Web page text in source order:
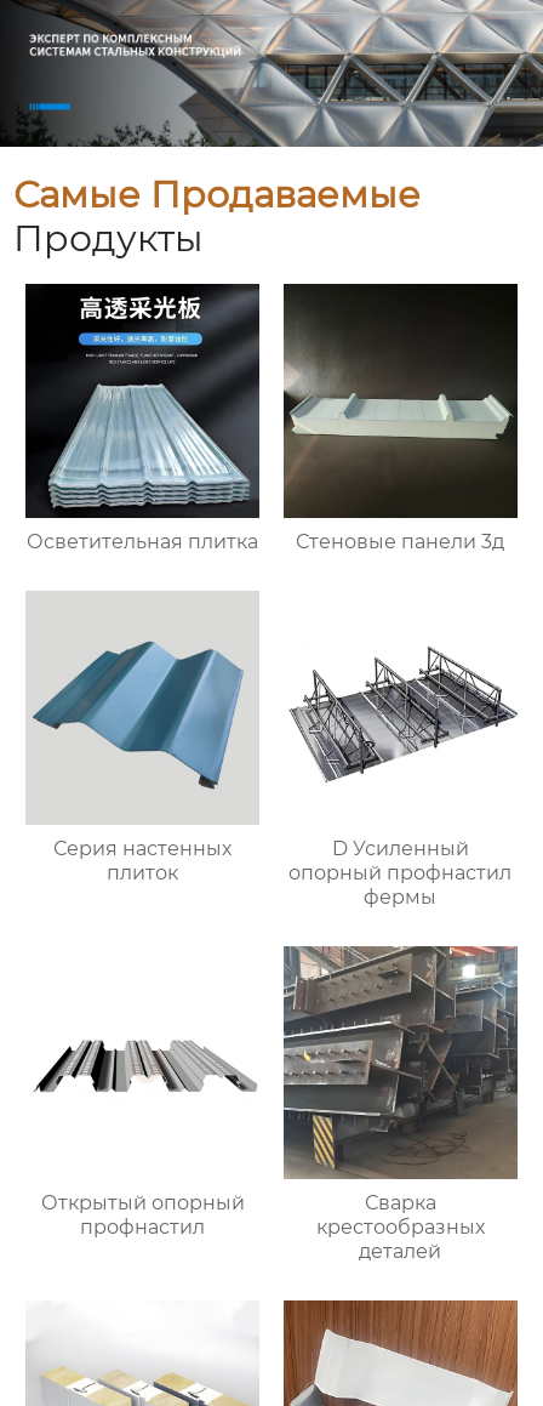
Самые Продаваемые
Продукты
Осветительная плитка Стеновые панели 3д
Серия настенных
плиток
D Усиленный
опорный профнастил
фермы
Открытый опорный
профнастил
Сварка
крестообразных
деталей